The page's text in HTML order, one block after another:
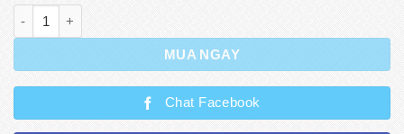
MUA NGAY
Chat Facebook